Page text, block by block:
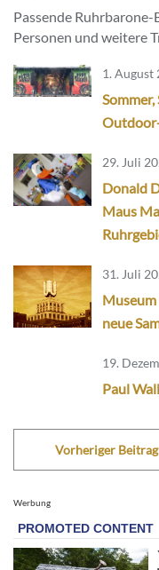
Passende
Personen und weitere
1. August
29. Juli
Donald
Maus
31. Juli
neue
19.
Paul
Vorheriger Beitrag
Werbung